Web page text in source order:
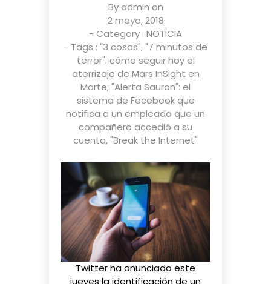
Byadmin on
2 mayo, 2018
- Category : NOTICIA
- Tags : "3 cosas","7 minutos de
terror": cómo seguir hoy el
aterrizaje de Mars InSight en
Marte,"Alerta Sauron": el
sistema de Facebook que
notifica a un empleado que un
compañero accedió a su
cuenta,"Break the Internet"
Twitter ha anunciado este